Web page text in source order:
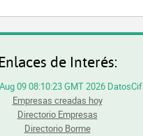
Enlaces de Interés:
09 08:10:23 GMT 2026 DatosCif
Empresas creadas hoy
Directorio Empresas
Directorio Borme